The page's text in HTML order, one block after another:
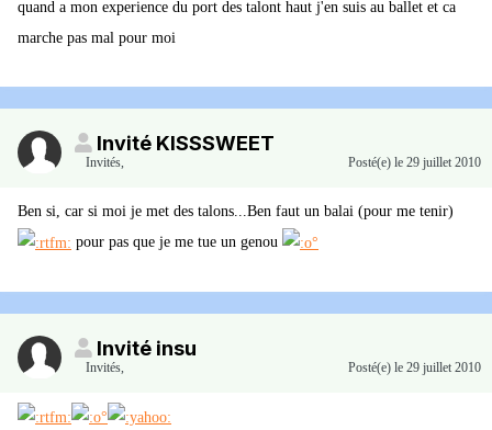
quand a mon experience du port des talont haut j'en suis au ballet et ca
marche pas mal pour moi
Invité KISSSWEET
Invités, Posté(e) le 29 juillet 2010
Ben si, car si moi je met des talons...Ben faut un balai (pour me tenir)
pour pas que je me tue un genou
Invité insu
Invités, Posté(e) le 29 juillet 2010